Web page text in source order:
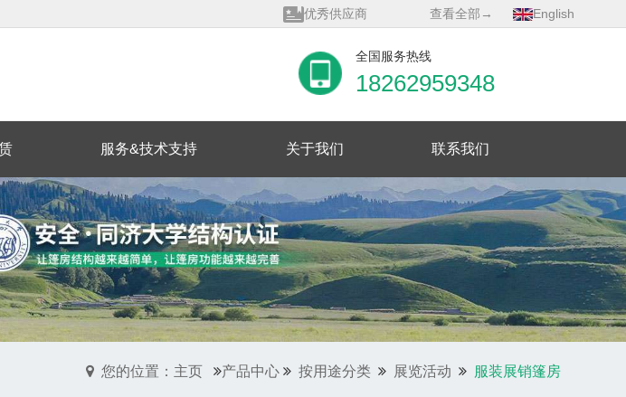
展览馆会员单位
质量管理体系证书
查看全部→ English
全国服务热线
18262959348
服务&技术支持 关于我们 联系我们
您的位置：主页 产品中心 按用途分类 展览活动 服装展销篷房